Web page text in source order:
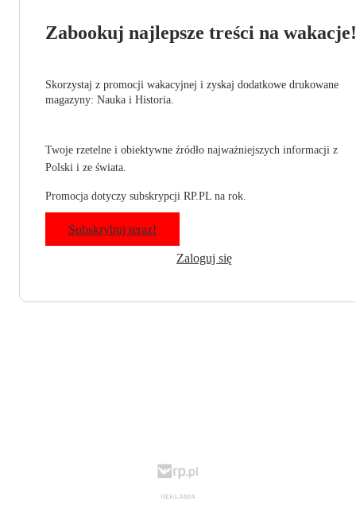
Zabookuj najlepsze treści na wakacje!
Skorzystaj z promocji wakacyjnej i zyskaj dodatkowe drukowane
magazyny: Nauka i Historia.
Twoje rzetelne i obiektywne źródło najważniejszych informacji z
Polski i ze świata.
Promocja dotyczy subskrypcji RP.PL na rok.
Subskrybuj teraz!
Zaloguj się